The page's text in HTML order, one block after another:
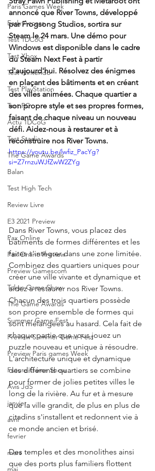
Paris Games Week
Early Access
Test 1DCoG
Test Xbox
Test Nintendo
Test PlayStation
Test PC
Actu 1DCoG
Test Stadia
The Game Awards
Balan
Test High Tech
Review Livre
E3 2021 Preview
Pax Online
Pax Online Preview
Preview Gamescom
Tokyo Game Show
The Game Awards
Summer Game Fest
Preview Summer Game Fest
Preview Paris games Week
Future Game Show
Avis JdS
janvier
avril
fevrier
mars
mai
annoncé que River Towns, développé
par Frogsong Studios, sortira sur
Steam le 24 mars. Une démo pour
Windows est disponible dans le cadre
du Steam Next Fest à partir
d'aujourd'hui. Résolvez des énigmes
en plaçant des bâtiments et en créant
des villes animées. Chaque quartier a
son propre style et ses propres formes,
faisant de chaque niveau un nouveau
défi. Aidez-nous à restaurer et à
reconstruire nos River Towns.
https://youtu.be/lwfiz_PacYg?
si=Z7rnzuWJfZwW2ZYg
Dans River Towns, vous placez des
bâtiments de formes différentes et les
faites s'intégrer dans une zone limitée.
Combinez des quartiers uniques pour
créer une ville vivante et dynamique et
aidez à restaurer nos River Towns.
Chacun des trois quartiers possède
son propre ensemble de formes qui
sont mélangées au hasard. Cela fait de
chaque partie que vous jouez un
puzzle nouveau et unique à résoudre.
L'architecture unique et dynamique
des différents quartiers se combine
pour former de jolies petites villes le
long de la rivière. Au fur et à mesure
que la ville grandit, de plus en plus de
citadins s'installent et redonnent vie à
ce monde ancien et brisé.
Des temples et des monolithes ainsi
que des ports plus familiers flottent